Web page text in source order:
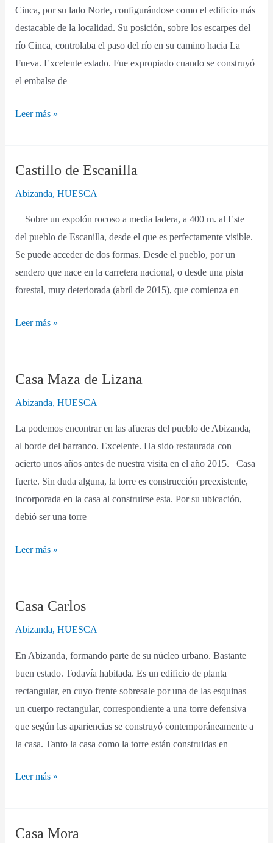
Cinca, por su lado Norte, configurándose como el edificio más
destacable de la localidad. Su posición, sobre los escarpes del
río Cinca, controlaba el paso del río en su camino hacia La
Fueva. Excelente estado. Fue expropiado cuando se construyó
el embalse de
Leer más »
Castillo de Escanilla
Abizanda,HUESCA
Sobre un espolón rocoso a media ladera, a 400 m. al Este
del pueblo de Escanilla, desde el que es perfectamente visible.
Se puede acceder de dos formas. Desde el pueblo, por un
sendero que nace en la carretera nacional, o desde una pista
forestal, muy deteriorada (abril de 2015), que comienza en
Castillo
Leer más »
Casa Maza de Lizana
Abizanda,HUESCA
La podemos encontrar en las afueras del pueblo de Abizanda,
al borde del barranco. Excelente. Ha sido restaurada con
acierto unos años antes de nuestra visita en el año 2015. Casa
fuerte. Sin duda alguna, la torre es construcción preexistente,
incorporada en la casa al construirse esta. Por su ubicación,
debió ser una torre
Casa
Lizana
Leer más »
Casa Carlos
Abizanda,HUESCA
En Abizanda, formando parte de su núcleo urbano. Bastante
buen estado. Todavía habitada. Es un edificio de planta
rectangular, en cuyo frente sobresale por una de las esquinas
un cuerpo rectangular, correspondiente a una torre defensiva
que según las apariencias se construyó contemporáneamente a
la casa. Tanto la casa como la torre están construidas en
Casa
Leer más »
Casa Mora
Casa